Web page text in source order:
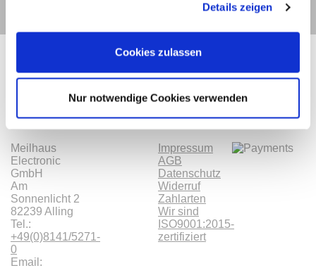
Details zeigen
Cookies zulassen
Nur notwendige Cookies verwenden
Meilhaus
Electronic
GmbH
Am
Sonnenlicht 2
82239 Alling
Tel.:
+49(0)8141/5271-
0
Email:
Kategorien
Impressum
AGB
Datenschutz
Widerruf
Zahlarten
Wir sind
ISO9001:2015-
zertifiziert